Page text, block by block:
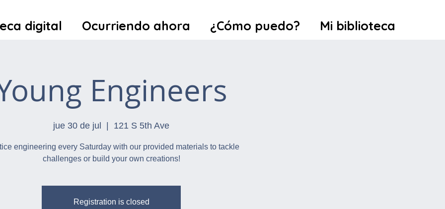
digital Ocurriendo ahora ¿Cómo puedo? Mi biblioteca
Engineers
jue 30 de jul 121 S 5th Ave
engineering every Saturday with our provided materials to tackle
challenges or build your own creations!
Registration is closed